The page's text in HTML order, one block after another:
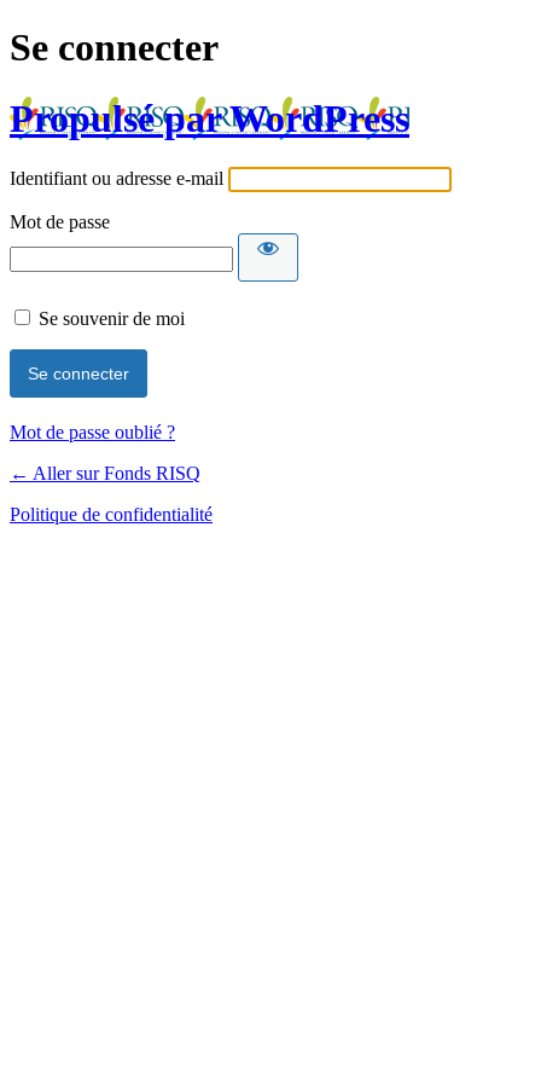
Se connecter
Propulsé par WordPress
Identifiant ou adresse e-mail
Mot de passe
Se souvenir de moi
Mot de passe oublié ?
← Aller sur Fonds RISQ
Politique de confidentialité